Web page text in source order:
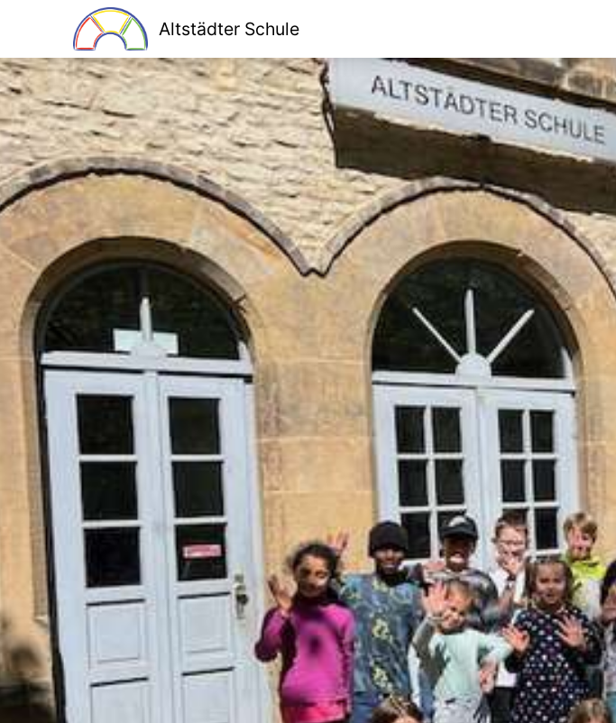
Altstädter Schule
Home
Unsere Schule
Schulprogramm
Klassen
Lesen macht stark
Bildung für nachhaltige Entwicklung
Kooperationen
Ganztag
Anmeldung zum Ganztag
AGs im Ganztag
Mensa
Eltern/Briefe
Schulsozialarbeit
Schul-ABC
Schulmaterial
Einschulung